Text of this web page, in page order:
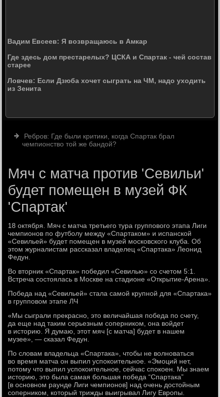
Вадим Евсеев: Я возвращаюсь в Амкар
Где здесь дом престарелых? ЦСКА и Спартак - чей состав
старее
Ловчев: Если Дзюба хочет сыграть на ЧМ, надо уходить
из Зенита
Ребров: Где были критики, когда Спартак брал
чемпионство той же бандой?
Мяч с матча против 'Севильи'
будет помещен в музей ФК
'Спартак'
18 октября. Мяч с матча третьего тура группового этапа Лиги
чемпионов по футболу между «Спартаком» и испанской
«Севильей» будет помещен в музей московского клуба. Об
этом журналистам рассказал владелец «Спартака» Леонид
Федун.
Во вторник «Спартак» победил «Севилью» со счетом 5:1.
Встреча состоялась в Москве на стадионе «Открытие-Арена».
Победа над «Севильей» стала самой крупной для «Спартака»
в групповом этапе ЛЧ
«Мы сыграли прекрасно, это величайшая победа по счету,
да еще над таким серьезным соперником, она войдет
в историю. Я думаю, этот мяч [с матча] будет в нашем
музее», — сказал Федун.
По словам владельца «Спартака», чтобы не волноваться
во время матча он выпил успокоительное. «Эмоций нет,
потому что выпил успокоительное, сейчас спокоен. Мы знаем
историю, это была самая большая победа “Спартака”
[в основном раунде Лиги чемпионов] над очень достойным
соперником, который трижды выигрывал Лигу Европы.